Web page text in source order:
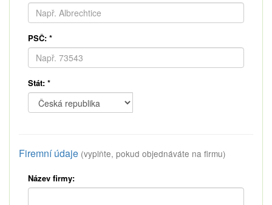
PSČ: *
Stát: *
Firemní údaje (vyplňte, pokud objednáváte na firmu)
Název firmy: